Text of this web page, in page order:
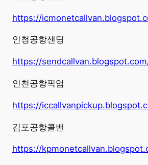
https://
인청공항샌딩
https://
인천공항픽업
https://
김포공항콜밴
https://